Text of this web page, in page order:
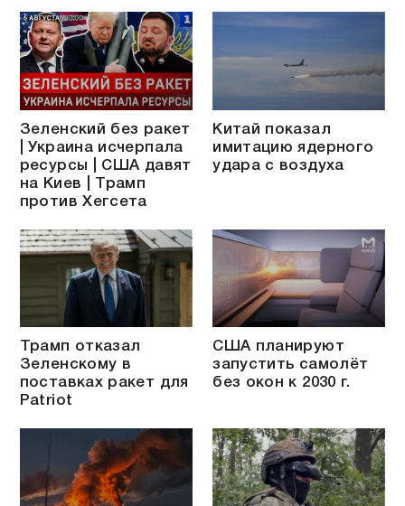
Зеленский без ракет
| Украина исчерпала
ресурсы | США давят
на Киев | Трамп
против Хегсета
Китай показал
имитацию ядерного
удара с воздуха
Трамп отказал
Зеленскому в
поставках ракет для
Patriot
США планируют
запустить самолёт
без окон к 2030 г.